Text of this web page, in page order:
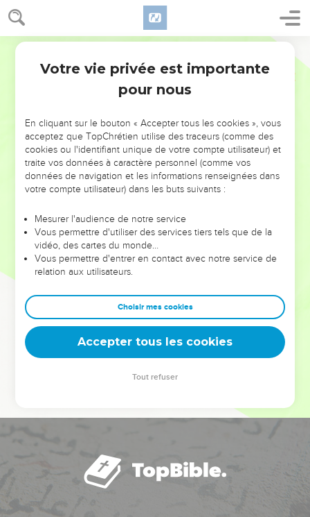
NE MANQUEZ PAS L’ÉVÉNEMENT
DE L’ANNÉE !
ET SI LEURS ERREURS POUVAIENT VOUS ÉVITER LES
VOTRES ?
leur foi ou leur vision. Mais on voit moins les doutes, les erreurs
et les saisons difficiles qu'ils ont traversés, alors même que ce
sont elles qui les ont façonnés.
Dans cette conférence, leaders, entrepreneurs, et responsables
clés pour avancer avec plus de sagesse afin que leurs erreurs
deviennent vos tremplins. Que vous guidiez un ministère, une
équipe, un groupe ou une famille, leur expérience est faite
Votre vie privée est importante
pour nous
En cliquant sur le bouton « Accepter tous les cookies », vous
acceptez que TopChrétien utilise des traceurs (comme des
cookies ou l'identifiant unique de votre compte utilisateur) et
traite vos données à caractère personnel (comme vos
données de navigation et les informations renseignées dans
votre compte utilisateur) dans les buts suivants :
Mesurer l'audience de notre service
Vous permettre d'utiliser des services tiers tels que de la
vidéo, des cartes du monde…
Vous permettre d'entrer en contact avec notre service de
relation aux utilisateurs.
Choisir mes cookies
Accepter tous les cookies
Tout refuser